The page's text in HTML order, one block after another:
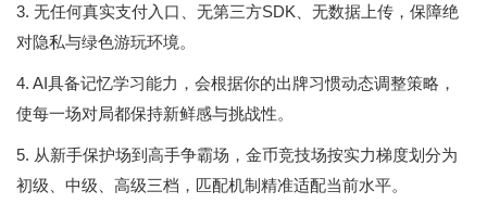
3. 无任何真实支付入口、无第三方SDK、无数据上传，保障绝
对隐私与绿色游玩环境。
4. AI具备记忆学习能力，会根据你的出牌习惯动态调整策略，
使每一场对局都保持新鲜感与挑战性。
5. 从新手保护场到高手争霸场，金币竞技场按实力梯度划分为
初级、中级、高级三档，匹配机制精准适配当前水平。